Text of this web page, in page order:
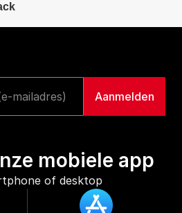
mobiele app
of desktop